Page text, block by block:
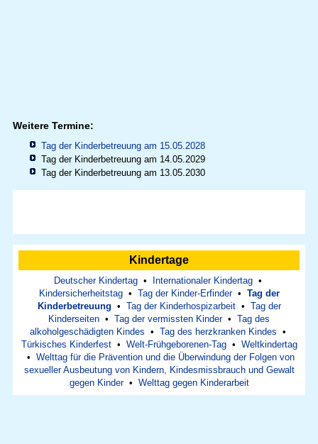
Weitere Termine:
Tag der Kinderbetreuung am 15.05.2028
Tag der Kinderbetreuung am 14.05.2029
Tag der Kinderbetreuung am 13.05.2030
Kindertage
Deutscher Kindertag• Internationaler Kindertag•
Kindersicherheitstag• Tag der Kinder-Erfinder• Tag der
Kinderbetreuung • Tag der Kinderhospizarbeit• Tag der
Kinderseiten • Tag der vermissten Kinder• Tag des
alkoholgeschädigten Kindes • Tag des herzkranken Kindes •
Türkisches Kinderfest• Welt-Frühgeborenen-Tag• Weltkindertag
• Welttag für die Prävention und die Überwindung der Folgen von
sexueller Ausbeutung von Kindern, Kindesmissbrauch und Gewalt
gegen Kinder• Welttag gegen Kinderarbeit